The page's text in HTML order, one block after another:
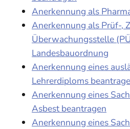
Anerkennung als
Anerkennung als Prüf-,
Überwachungsstelle
Landesbauordnung
Anerkennung eines
Lehrerdiploms
Anerkennung eines
Asbest beantragen
Anerkennung eines